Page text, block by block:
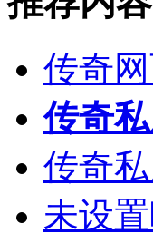
传奇
传奇
传奇
未设